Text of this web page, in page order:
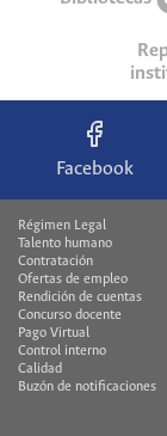
Facebook
Régimen Legal
Talento humano
Contratación
Ofertas de empleo
Rendición de cuentas
Concurso docente
Pago Virtual
Control interno
Calidad
Buzón de notificaciones